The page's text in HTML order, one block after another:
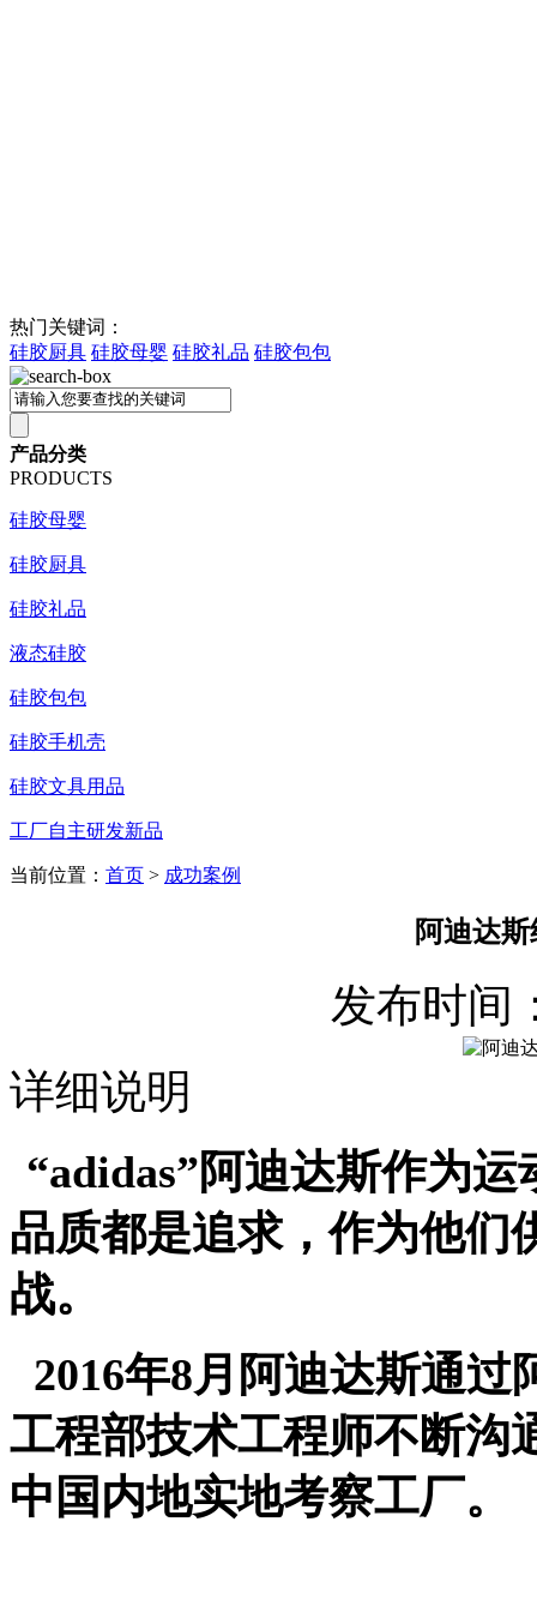
热门关键词：
硅胶厨具 硅胶母婴 硅胶礼品 硅胶包包
产品分类
PRODUCTS
硅胶母婴
硅胶厨具
硅胶礼品
液态硅胶
硅胶包包
硅胶手机壳
硅胶文具用品
工厂自主研发新品
当前位置： 首页 > 成功案例
阿迪达
发布时间
详细说明
“adidas”阿迪达斯作为
品质都是追求，作为他们
战。
2016年8月阿迪达斯通过
工程部技术工程师不断沟
中国内地实地考察工厂。